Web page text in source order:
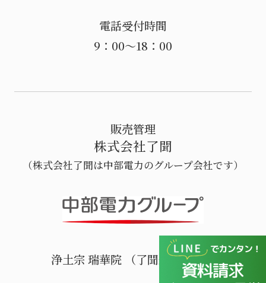
電話受付時間
9：00～18：00
販売管理
株式会社了聞
（株式会社了聞は中部電力のグループ会社です）
浄土宗 瑞華院 （了聞運営寺院）